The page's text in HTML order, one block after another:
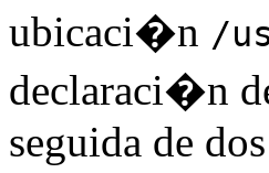
ubicaci�n /
declaraci�n
seguida de